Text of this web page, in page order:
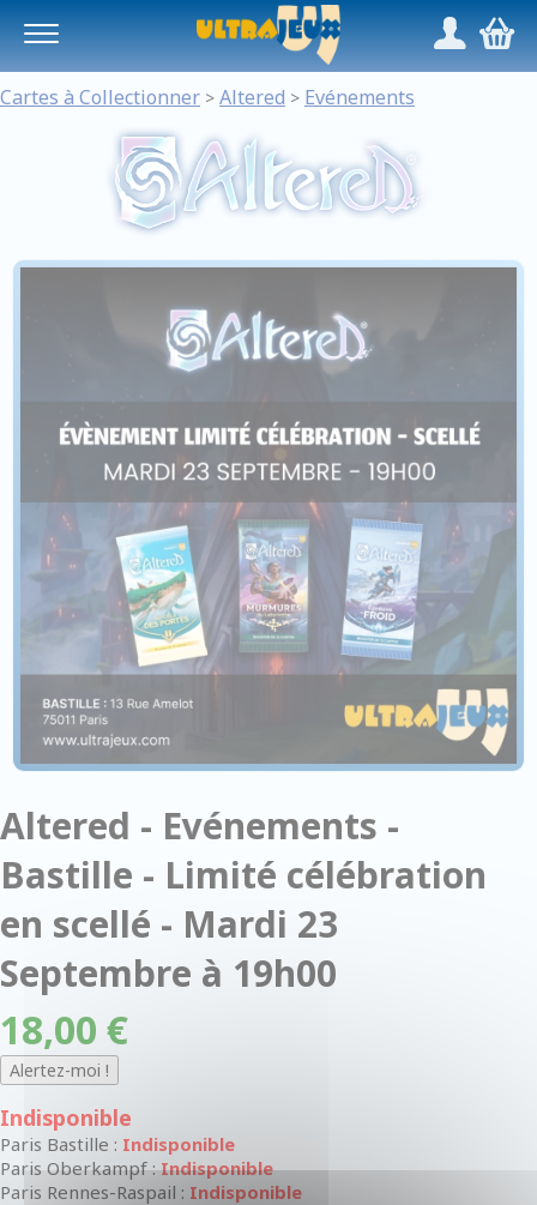
/,
Cartes à Collectionner > Altered > Evénements
Altered - Evénements -
Bastille - Limité célébration
en scellé - Mardi 23
Septembre à 19h00
18,00 €
Indisponible
Paris Bastille : Indisponible
Paris Oberkampf :Indisponible
Paris Rennes-Raspail : Indisponible